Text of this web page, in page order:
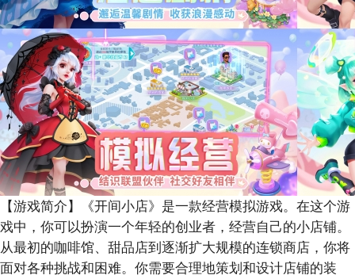
【游戏简介】
《开间小店》是一款经营模拟游戏。在这个游
戏中，你可以扮演一个年轻的创业者，经营自己的小店铺。
从最初的咖啡馆、甜品店到逐渐扩大规模的连锁商店，你将
面对各种挑战和困难。你需要合理地策划和设计店铺的装